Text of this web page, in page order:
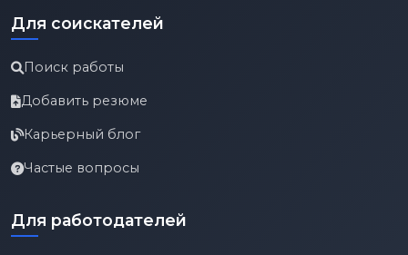
Для соискателей
Поиск работы
Добавить резюме
Карьерный блог
Частые вопросы
Для работодателей